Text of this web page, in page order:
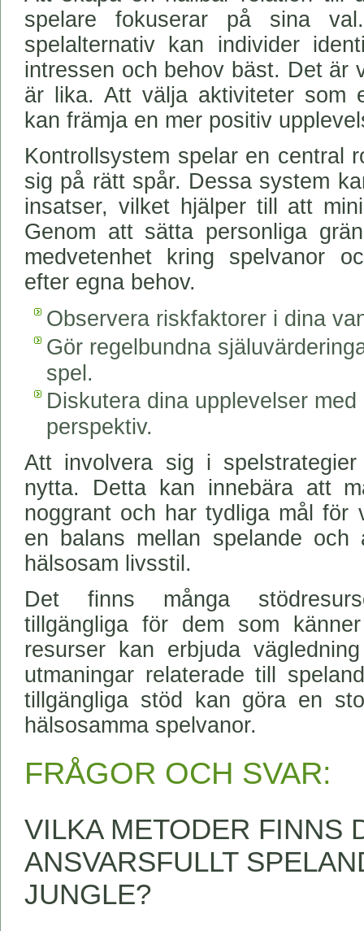
spelare fokuserar på sina
spelalternativ kan individer
intressen och behov bäst. Det är
är lika. Att välja aktiviteter som
kan främja en mer positiv
Kontrollsystem spelar en central
sig på rätt spår. Dessa system
insatser, vilket hjälper till att
Genom att sätta personliga
medvetenhet kring spelvanor
efter egna behov.
Observera riskfaktorer i dina
Gör regelbundna
spel.
Diskutera dina upplevelser
perspektiv.
Att involvera sig i
nytta. Detta kan innebära att
noggrant och har tydliga mål för
en balans mellan spelande
hälsosam livsstil.
Det finns många
tillgängliga för dem som
resurser kan erbjuda
utmaningar relaterade till
tillgängliga stöd kan göra en
hälsosamma spelvanor.
FRÅGOR OCH SVAR:
VILKA METODER FINNS
ANSVARSFULLT
JUNGLE?